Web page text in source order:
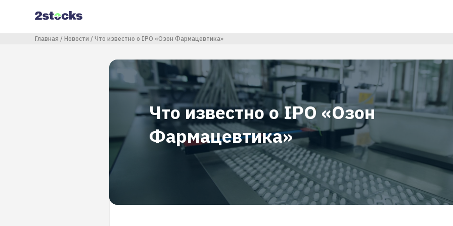
содержанию
Строка навигации
Главная Новости Что известно о IPO «Озон Фармацевтика»
Что известно о IPO «Озон
Фармацевтика»